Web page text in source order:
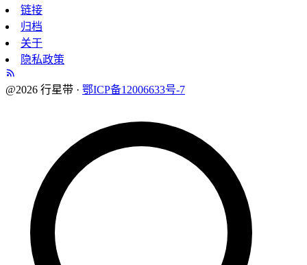
链接
归档
关于
隐私政策
@2026 行星带 · 鄂ICP备12006633号-7